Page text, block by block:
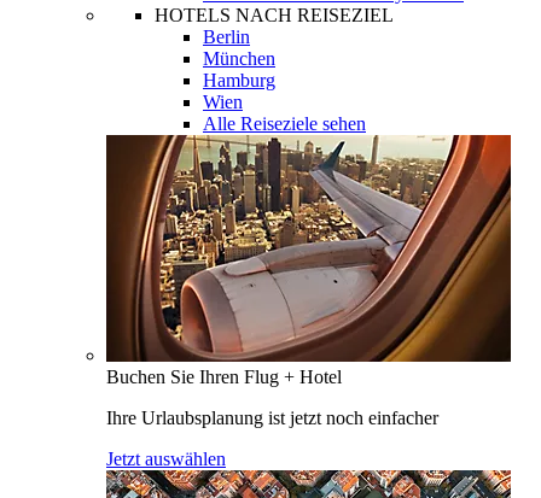
HOTELS NACH REISEZIEL
Berlin
München
Hamburg
Wien
Alle Reiseziele sehen
Buchen Sie Ihren Flug + Hotel
Ihre Urlaubsplanung ist jetzt noch einfacher
Jetzt auswählen